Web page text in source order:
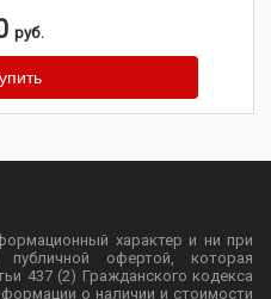
руб.
характер и ни при
офертой, которая
437 (2) Гражданского кодекса
о наличии и стоимости